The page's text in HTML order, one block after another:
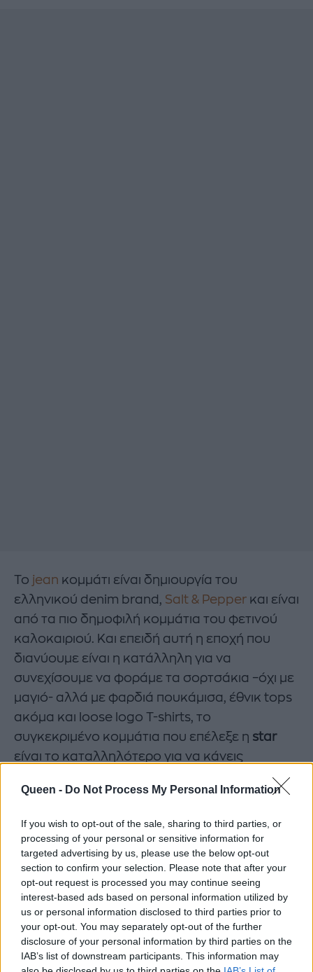
Queen - Do Not Process My Personal Information
If you wish to opt-out of the sale, sharing to third parties, or
processing of your personal or sensitive information for
targeted advertising by us, please use the below opt-out
section to confirm your selection. Please note that after your
opt-out request is processed you may continue seeing
interest-based ads based on personal information utilized by
us or personal information disclosed to third parties prior to
your opt-out. You may separately opt-out of the further
disclosure of your personal information by third parties on the
IAB’s list of downstream participants. This information may
Το jean κομμάτι είναι δημιουργία του
ελληνικού denim brand, Salt & Pepper και είναι
από τα πιο δημοφιλή κομμάτια του φετινού
καλοκαιριού. Και επειδή αυτή η εποχή που
διανύουμε είναι η κατάλληλη για να
συνεχίσουμε να φοράμε τα σορτσάκια –όχι με
μαγιό- αλλά με φαρδιά πουκάμισα, έθνικ tops
ακόμα και loose logo T-shirts, το
συγκεκριμένο κομμάτια που επέλεξε η star
είναι το καταλληλότερο για να κάνεις
statement με το φθινοπωρινό look σου. Γιατί
ένα jean ρούχο δεν έχει εποχές… πάντα είναι
Δες επίσης:(Hula) Hoops: οι κρίκοι είναι το
αξεσουάρ που δεν θα φύγει πότε από τη μόδα
https://www.instagram.com/p/B2EUR7cIoCF/?
utm_source=ig_embed&utm_campaign=loadi
ng